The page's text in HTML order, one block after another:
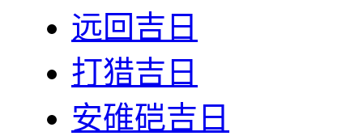
远回吉日
打猎吉日
安碓硙吉日